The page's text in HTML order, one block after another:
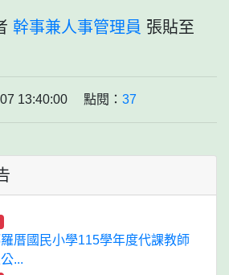
幹事兼人事管理員 張貼至
13:40:00 點閱： 37
厝國民小學115學年度代課教師
...